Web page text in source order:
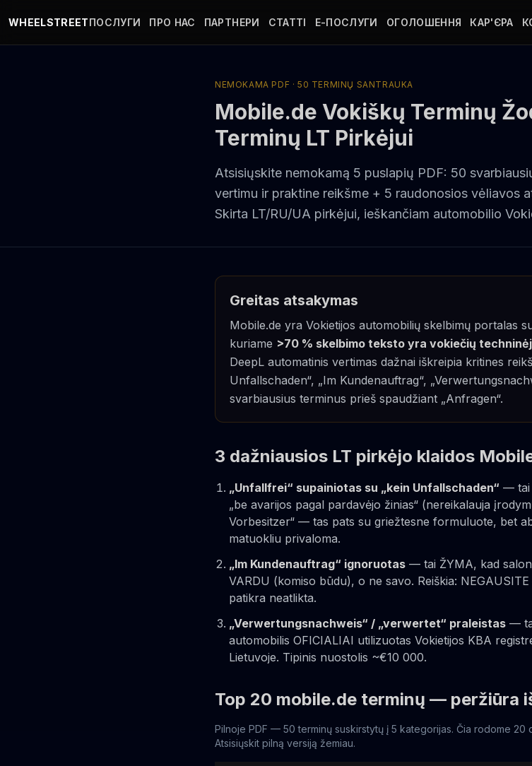
WHEELSTREETПОСЛУГИ ПРО НАС ПАРТНЕРИ СТАТТІ Е-ПОСЛУГИ ОГОЛОШЕННЯ КАР'ЄРА
NEMOKAMA PDF · 50 TERMINŲ SANTRAUKA
Mobile.de Vokiškų Terminų
Terminų LT Pirkėjui
Atsisiųskite nemokamą 5 puslapių PDF: 50
vertimu ir praktine reikšme + 5 raudonosios vėliavos
Skirta LT/RU/UA pirkėjui, ieškančiam automobilio
Greitas atsakymas
Mobile.de yra Vokietijos automobilių skelbimų portalas
kuriame >70 % skelbimo teksto yra vokiečių
DeepL automatinis vertimas dažnai iškreipia kritines
Unfallschaden“, „Im Kundenauftrag“,
svarbiausius terminus prieš spaudžiant „Anfragen“.
3 dažniausios LT pirkėjo klaidos
„Unfallfrei“ supainiotas su „kein Unfallschaden“ — tai
„be avarijos pagal pardavėjo žinias“ (nereikalauja
Vorbesitzer“ — tas pats su griežtesne formuluote, bet
matuokliu privaloma.
„Im Kundenauftrag“ ignoruotas — tai ŽYMA, kad
VARDU (komiso būdu), o ne savo. Reiškia:
patikra neatlikta.
„Verwertungsnachweis“ / „verwertet“ praleistas —
automobilis OFICIALIAI utilizuotas Vokietijos KBA
Lietuvoje. Tipinis nuostolis ~€10 000.
Top 20 mobile.de terminų — peržiūra
Pilnoje PDF — 50 terminų suskirstytų į 5 kategorijas. Čia rodome 20
Atsisiųskit pilną versiją žemiau.